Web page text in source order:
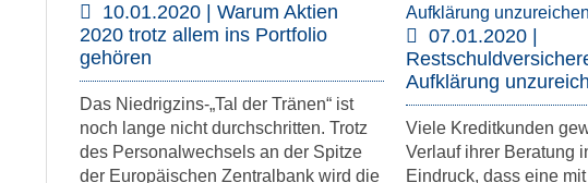
10.01.2020 | Warum Aktien
2020 trotz allem ins Portfolio
gehören
Das Niedrigzins-„Tal der Tränen“ ist
noch lange nicht durchschritten. Trotz
des Personalwechsels an der Spitze
der Europäischen Zentralbank wird die
07.01.2020 |
Aufklärung
Viele Kreditkunden
Verlauf ihrer Beratung
Eindruck, dass eine